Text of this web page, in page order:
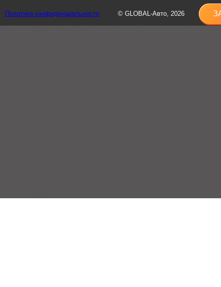
Политика конфиденциальности © GLOBAL-Авто, 2026